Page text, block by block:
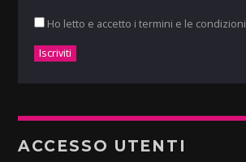
Ho letto e accetto i termini e le condizioni
ACCESSO UTENTI